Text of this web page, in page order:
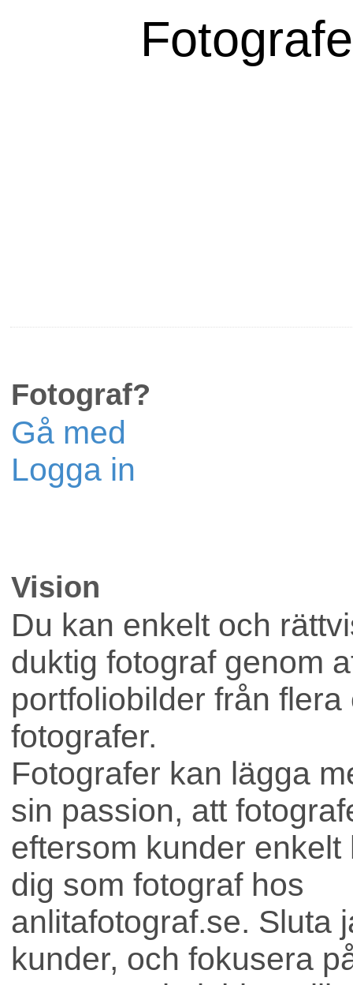
Fotograf?
Gå med
Logga in
Vision
Du kan enkelt och
duktig fotograf genom
portfoliobilder från flera
fotografer.
Fotografer kan lägga
sin passion, att
eftersom kunder enkelt
dig som fotograf hos
anlitafotograf.se. Sluta
kunder, och fokusera